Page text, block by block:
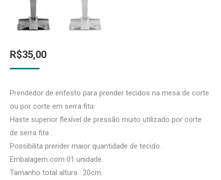
R$35,00
Prendedor de enfesto para prender tecidos na mesa de corte
ou por corte em serra fita.
Haste superior flexível de pressão muito utilizado por corte
de serra fita .
Possibilita prender maior quantidade de tecido .
Embalagem com 01 unidade.
Tamanho total altura : 20cm.